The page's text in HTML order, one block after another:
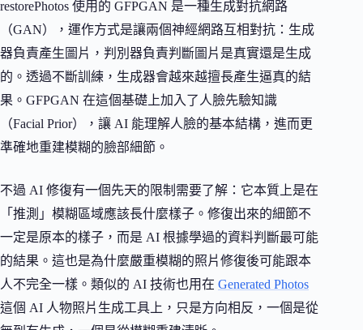
restorePhotos 使用的 GFPGAN 是一種生成對抗網路
（GAN），運作方式是讓兩個神經網路互相對抗：生成
器負責產生圖片，判別器負責判斷圖片是真實還是生成
的。透過不斷訓練，生成器會越來越擅長產生逼真的結
果。GFPGAN 在這個基礎上加入了人臉先驗知識
（Facial Prior），讓 AI 能理解人臉的基本結構，進而更
準確地重建模糊的臉部細節。
不過 AI 修復有一個先天的限制需要了解：它本質上是在
「推測」模糊區域應該長什麼樣子。修復出來的細節不
一定是原本的樣子，而是 AI 根據學過的資料判斷最可能
的結果。這也是為什麼嚴重模糊的照片修復後可能跟本
人不完全一樣。類似的 AI 技術也用在 Generated Photos
這個 AI 人物照片生成工具上，只是方向相反，一個是從